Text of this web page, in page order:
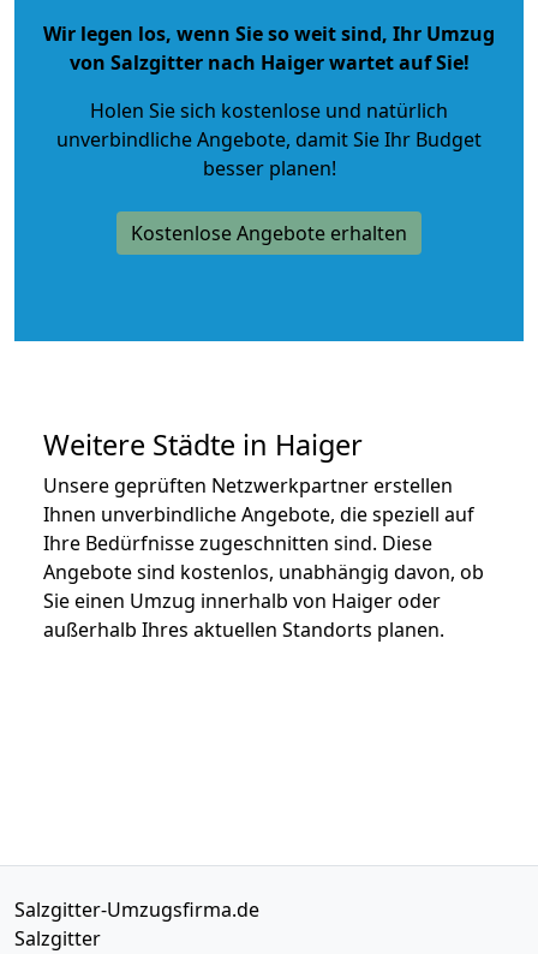
Wir legen los, wenn Sie so weit sind, Ihr Umzug
von Salzgitter nach Haiger wartet auf Sie!
Holen Sie sich kostenlose und natürlich
unverbindliche Angebote, damit Sie Ihr Budget
besser planen!
Kostenlose Angebote erhalten
Weitere Städte in Haiger
Unsere geprüften Netzwerkpartner erstellen
Ihnen unverbindliche Angebote, die speziell auf
Ihre Bedürfnisse zugeschnitten sind. Diese
Angebote sind kostenlos, unabhängig davon, ob
Sie einen Umzug innerhalb von Haiger oder
außerhalb Ihres aktuellen Standorts planen.
Salzgitter-Umzugsfirma.de
Salzgitter